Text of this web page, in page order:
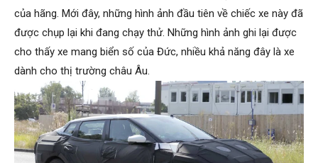
của hãng. Mới đây, những hình ảnh đầu tiên về chiếc xe này đã
được chụp lại khi đang chạy thử. Những hình ảnh ghi lại được
cho thấy xe mang biển số của Đức, nhiều khả năng đây là xe
dành cho thị trường châu Âu.